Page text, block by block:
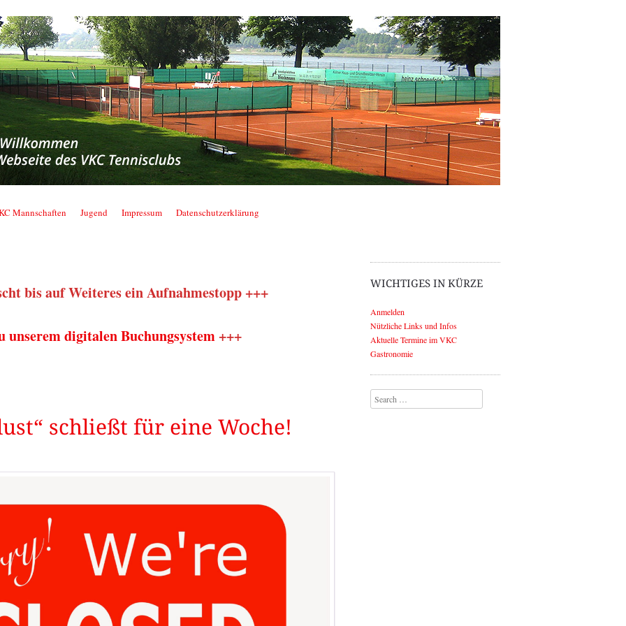
Mannschaften Jugend Impressum Datenschutzerklärung
bis auf Weiteres ein Aufnahmestopp +++
unserem digitalen Buchungsystem+++
schließt für eine Woche!
WICHTIGES IN KÜRZE
Anmelden
Nützliche Links und Infos
Aktuelle Termine im VKC
Gastronomie
Search